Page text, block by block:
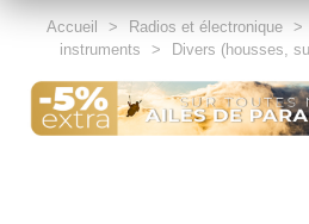
Accueil > Radios et électronique >
instruments
> Divers (housses,